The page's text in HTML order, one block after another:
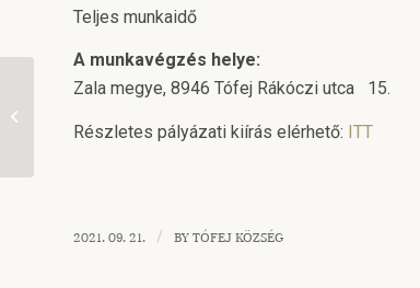
Teljes munkaidő
A munkavégzés helye:
Zala megye, 8946 Tófej Rákóczi utca 15.
Részletes pályázati kiírás elérhető: ITT
2021. 09. 21. / BY TÓFEJ KÖZSÉG
támogatás